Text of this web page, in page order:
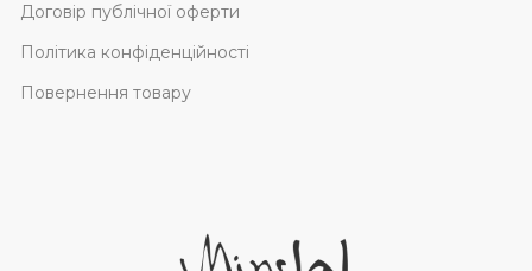
Договір публічної оферти
Політика конфіденційності
Повернення товару